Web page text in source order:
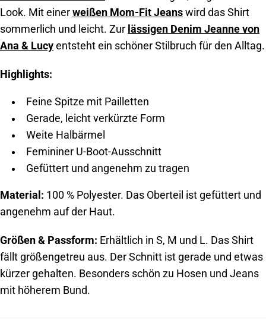
Look. Mit einer weißen Mom-Fit Jeans wird das Shirt
sommerlich und leicht. Zur lässigen Denim Jeanne von
Ana & Lucy entsteht ein schöner Stilbruch für den Alltag.
Highlights:
Feine Spitze mit Pailletten
Gerade, leicht verkürzte Form
Weite Halbärmel
Femininer U-Boot-Ausschnitt
Gefüttert und angenehm zu tragen
Material: 100 % Polyester. Das Oberteil ist gefüttert und
angenehm auf der Haut.
Größen & Passform: Erhältlich in S, M und L. Das Shirt
fällt größengetreu aus. Der Schnitt ist gerade und etwas
kürzer gehalten. Besonders schön zu Hosen und Jeans
mit höherem Bund.